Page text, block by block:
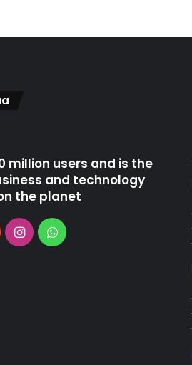
million users and is the
and technology
the planet
YouTubeInstagramWhatsApp